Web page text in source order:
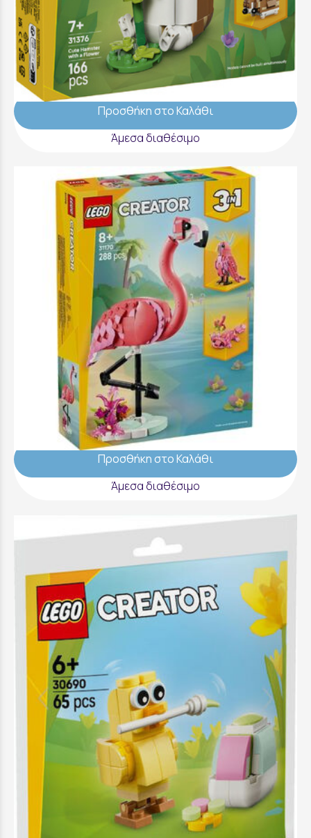
LEGO Creator 3 in 1 Cute Hamster With A
Flower - 31376
9,99 €
Προσθήκη στο Καλάθι
Άμεσα διαθέσιμο
LEGO Creator 3 in 1 Wild Animals: Pink
Flamingo - 31170
26,99 €
Προσθήκη στο Καλάθι
Άμεσα διαθέσιμο
LEGO Creator Easter Egg Chick - 30690
4,99 €
Προσθήκη στο Καλάθι
Άμεσα διαθέσιμο